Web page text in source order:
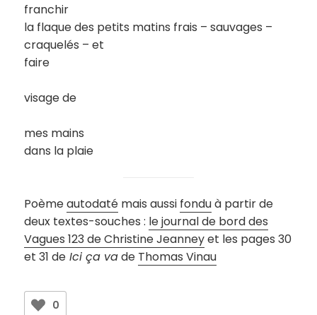
franchir
la flaque des petits matins frais – sauvages –
craquelés – et
faire
visage de
mes mains
dans la plaie
Poèmeautodaté mais aussi fonduà partir de
deux textes-souches : le journal de bord des
Vagues 123 de Christine Jeanneyet les pages 30
et 31 de Ici ça vade Thomas Vinau
0